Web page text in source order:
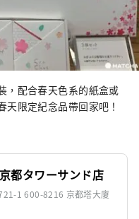
，配合春天色系的紙盒或
限定紀念品帶回家吧！
都タワーサンド店
1 600-8216 京都塔大廈